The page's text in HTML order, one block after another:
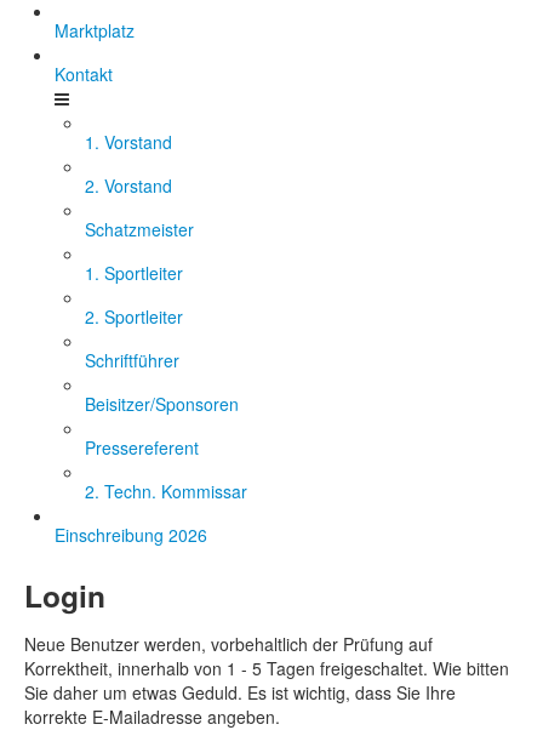
Marktplatz
Kontakt
1. Vorstand
2. Vorstand
Schatzmeister
1. Sportleiter
2. Sportleiter
Schriftführer
Beisitzer/Sponsoren
Pressereferent
2. Techn. Kommissar
Einschreibung 2026
Login
Neue Benutzer werden, vorbehaltlich der Prüfung auf
Korrektheit, innerhalb von 1 - 5 Tagen freigeschaltet. Wie bitten
Sie daher um etwas Geduld. Es ist wichtig, dass Sie Ihre
korrekte E-Mailadresse angeben.